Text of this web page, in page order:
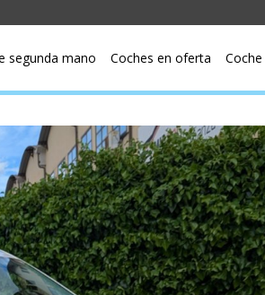
segunda mano Coches en oferta